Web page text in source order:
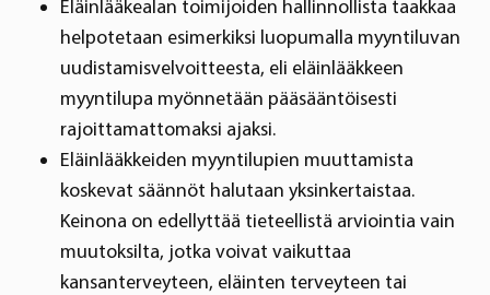
Eläinlääkealan toimijoiden hallinnollista taakkaa
helpotetaan esimerkiksi luopumalla myyntiluvan
uudistamisvelvoitteesta, eli eläinlääkkeen
myyntilupa myönnetään pääsääntöisesti
rajoittamattomaksi ajaksi.
Eläinlääkkeiden myyntilupien muuttamista
koskevat säännöt halutaan yksinkertaistaa.
Keinona on edellyttää tieteellistä arviointia vain
muutoksilta, jotka voivat vaikuttaa
kansanterveyteen, eläinten terveyteen tai